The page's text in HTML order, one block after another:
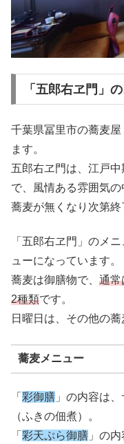
「五郎右ヱ門」
千葉県冨里市の蕎麦
ます。
五郎右ヱ門は、江戸
で、風情ある雰囲気の
蕎麦が無くなり次第終
「五郎右ヱ門」のメ
ューになっています。
蕎麦は御膳物で、 通常
2種類です。
日曜日は、その他の蕎
蕎麦メニュー
「 彩御膳 」の内容は
（ふきの佃煮）。
「 彩天ぷら御膳 」の